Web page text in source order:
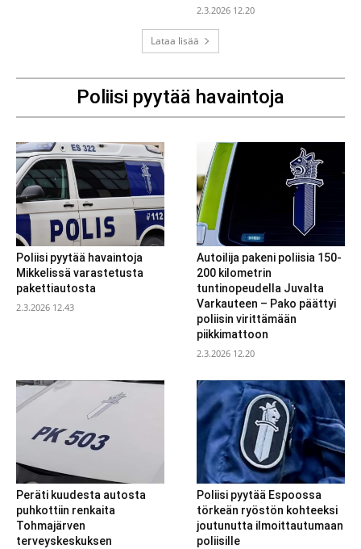
2.3.2026 12.20
Lataa lisää
Poliisi pyytää havaintoja
Poliisi pyytää havaintoja
Mikkelissä varastetusta
pakettiautosta
2.3.2026 12.43
Autoilija pakeni poliisia 150-
200 kilometrin
tuntinopeudella Juvalta
Varkauteen – Pako päättyi
poliisin virittämään
piikkimattoon
2.3.2026 12.20
Peräti kuudesta autosta
puhkottiin renkaita
Tohmajärven
terveyskeskuksen
Poliisi pyytää Espoossa
törkeän ryöstön kohteeksi
joutunutta ilmoittautumaan
poliisille